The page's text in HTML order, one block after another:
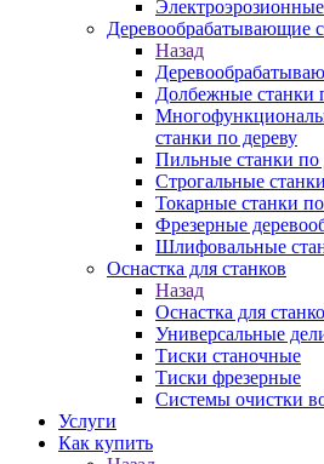
Деревообрабатывающие
Назад
Долбежные станки
станки по дереву
Пильные станки по
Строгальные станки
Токарные станки
Фрезерные
Шлифовальные
Оснастка для станков
Назад
Оснастка для
Универсальные
Тиски станочные
Тиски фрезерные
Системы очистки
Услуги
Как купить